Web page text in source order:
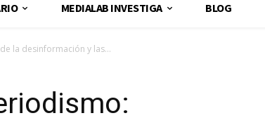
MEDIALAB INVESTIGA BLOG
la desinformación y las...